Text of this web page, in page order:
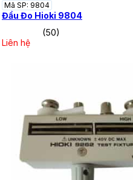
Mã SP: 9804
Đầu Đo Hioki 9804
(50)
Liên hệ